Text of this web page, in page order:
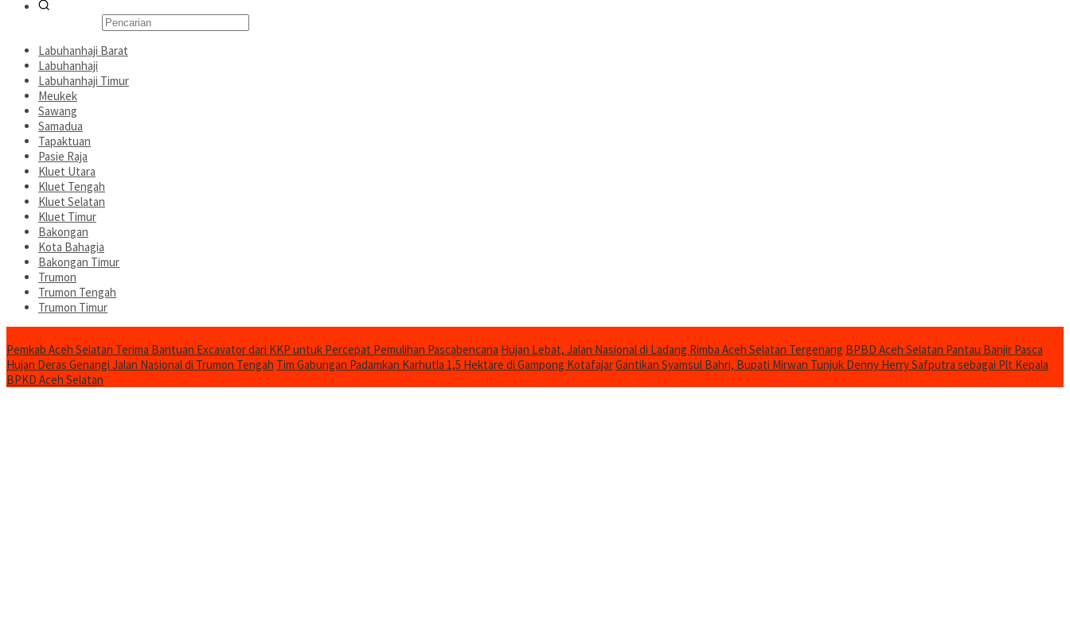
Labuhanhaji Barat
Labuhanhaji
Labuhanhaji Timur
Meukek
Sawang
Samadua
Tapaktuan
Pasie Raja
Kluet Utara
Kluet Tengah
Kluet Selatan
Kluet Timur
Bakongan
Kota Bahagia
Bakongan Timur
Trumon
Trumon Tengah
Trumon Timur
Pemkab Aceh Selatan Terima Bantuan Excavator dari KKP untuk Percepat Pemulihan Pascabencana Hujan Lebat, Jalan Nasional di Ladang Rimba Aceh Selatan Tergenang BPBD Aceh Selatan Pantau Banjir Pasca
Hujan Deras Genangi Jalan Nasional di Trumon Tengah Tim Gabungan Padamkan Karhutla 1,5 Hektare di Gampong KotafajarGantikan Syamsul Bahri, Bupati Mirwan Tunjuk Denny Herry Safputra sebagai Plt Kepala
BPKD Aceh Selatan